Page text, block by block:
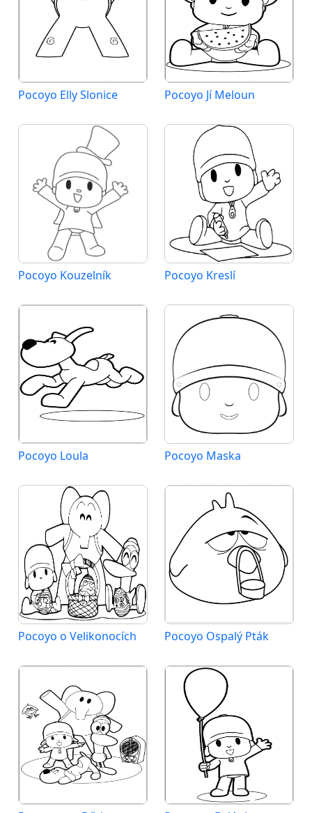
Pocoyo Elly Slonice Pocoyo Jí Meloun
Pocoyo Kouzelník Pocoyo Kreslí
Pocoyo Loula Pocoyo Maska
Pocoyo o Velikonocích Pocoyo Ospalý Pták